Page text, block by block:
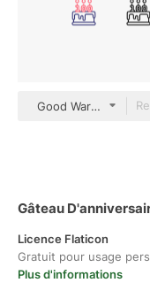
Good Ware Gradient
Gâteau
Licence Flaticon
Gratuit pour usage
Plus d'informations